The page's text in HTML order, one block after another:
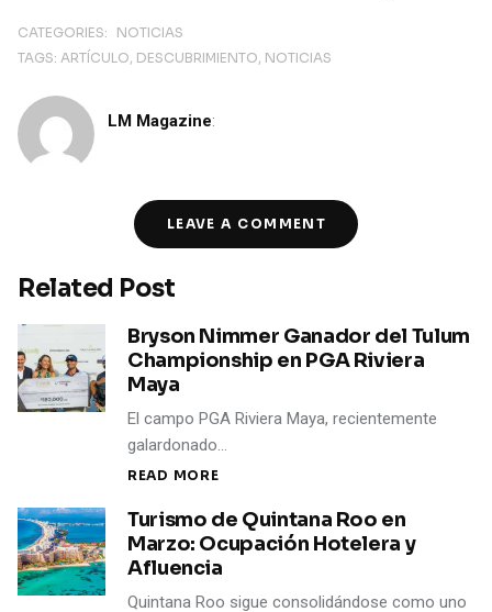
CATEGORIES:
NOTICIAS
TAGS: ARTÍCULO DESCUBRIMIENTO NOTICIAS
LM Magazine:
LEAVE A COMMENT
Related Post
Bryson Nimmer Ganador del Tulum
Championship en PGA Riviera
Maya
El campo PGA Riviera Maya, recientemente
galardonado…
READ MORE
Turismo de Quintana Roo en
Marzo: Ocupación Hotelera y
Afluencia
Quintana Roo sigue consolidándose como uno